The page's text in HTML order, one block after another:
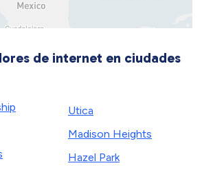
de internet en ciudades
Utica
Madison Heights
Hazel Park